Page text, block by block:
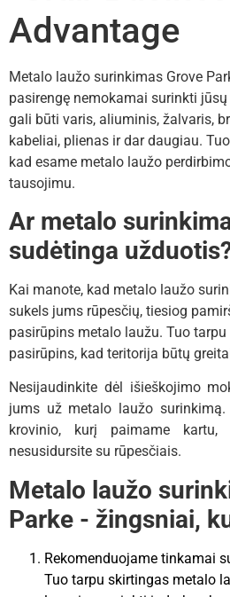
Advantage
Metalo laužo surinkimas Grove
pasirengę nemokamai surinkti
gali būti varis, aliuminis, žalvaris,
kabeliai, plienas ir dar daugiau.
kad esame metalo laužo
tausojimu.
Ar metalo
sudėtinga
Kai manote, kad metalo laužo
sukels jums rūpesčių, tiesiog
pasirūpins metalo laužu. Tuo
pasirūpins, kad teritorija būtų
Nesijaudinkite dėl išieškojimo
jums už metalo laužo
krovinio, kurį paimame
nesusidursite su rūpesčiais.
Metalo laužo
Parke - žingsniai,
Rekomenduojame tinkamai
Tuo tarpu skirtingas metalo